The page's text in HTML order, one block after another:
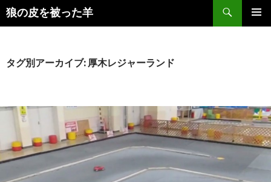
狼の皮を被った羊
検
索
ン
動
タグ別アーカイブ: 厚木レジャーランド